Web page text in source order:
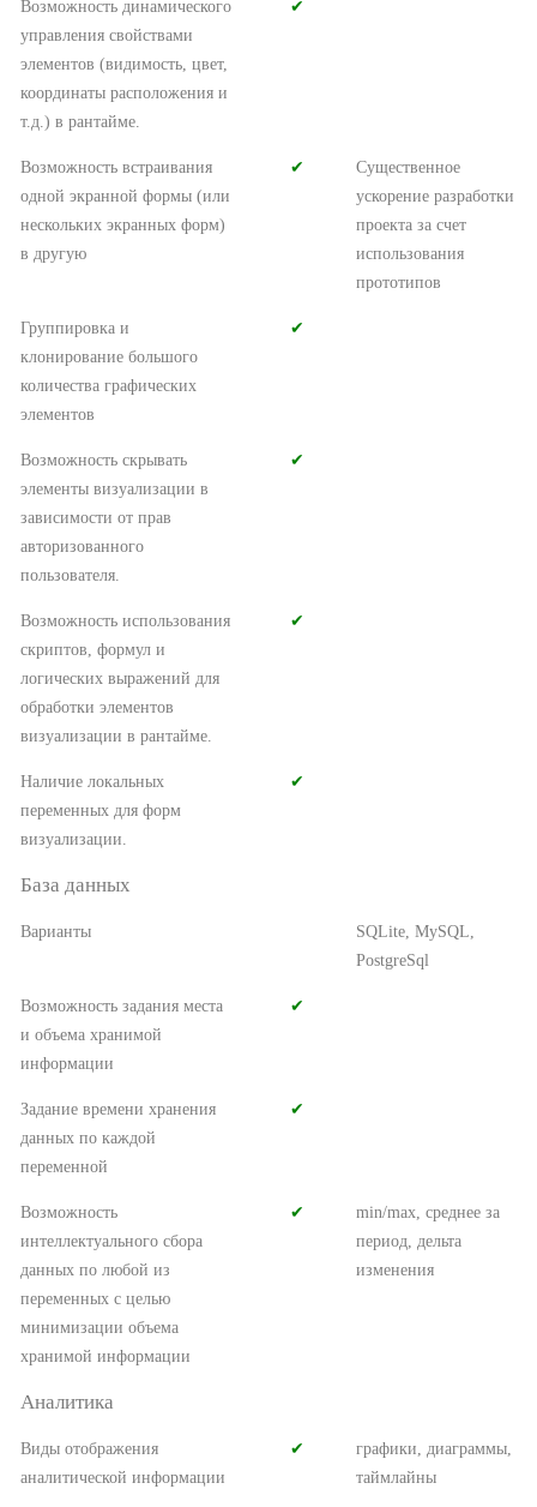
Возможность динамического
управления свойствами
элементов (видимость, цвет,
координаты расположения и
т.д.) в рантайме.
✔︎
Возможность встраивания
одной экранной формы (или
нескольких экранных форм)
в другую
✔︎
Существенное
ускорение разработки
проекта за счет
использования
прототипов
Группировка и
клонирование большого
количества графических
элементов
✔︎
Возможность скрывать
элементы визуализации в
зависимости от прав
авторизованного
пользователя.
✔︎
Возможность использования
скриптов, формул и
логических выражений для
обработки элементов
визуализации в рантайме.
✔︎
Наличие локальных
переменных для форм
визуализации.
✔︎
База данных
Варианты
SQLite, MySQL,
PostgreSql
Возможность задания места
и объема хранимой
информации
✔︎
Задание времени хранения
данных по каждой
переменной
✔︎
Возможность
интеллектуального сбора
данных по любой из
переменных с целью
минимизации объема
хранимой информации
✔︎
min/max, среднее за
период, дельта
изменения
Аналитика
Виды отображения
аналитической информации
✔︎
графики, диаграммы,
таймлайны